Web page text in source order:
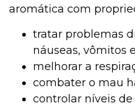
aromática com
tratar problemas
náuseas, vômitos
melhorar a
combater o mau
controlar níveis de